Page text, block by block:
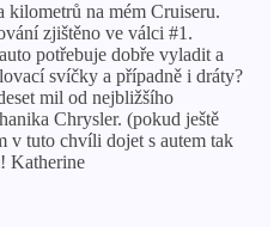
kilometrů na mém Cruiseru.
zjištěno ve válci #1.
potřebuje dobře vyladit a
svíčky a případně i dráty?
mil od nejbližšího
Chrysler. (pokud ještě
v tuto chvíli dojet s autem tak
Katherine